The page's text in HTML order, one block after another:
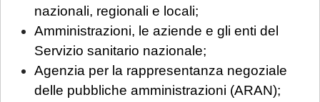
nazionali, regionali e locali;
Amministrazioni, le aziende e gli enti del
Servizio sanitario nazionale;
Agenzia per la rappresentanza negoziale
delle pubbliche amministrazioni (ARAN);